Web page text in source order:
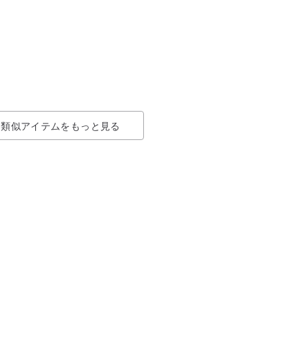
類似アイテムをもっと見る